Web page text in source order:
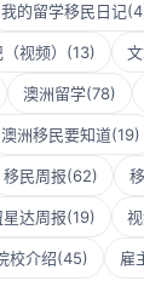
我的留学移民日记
视频） (13)
澳洲留学(78)
澳洲移民要知道(19)
移民周报(62)
星达周报(19)
校介绍(45) 雇